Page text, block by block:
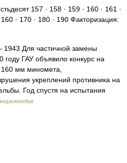
157 · 158 · 159 · 160 · 161 ·
· 170 · 180 · 190 Факторизация:
Для частичной замены
году ГАУ объявило конкурс на
мм миномета,
укреплений противника на
Год спустя на испытания